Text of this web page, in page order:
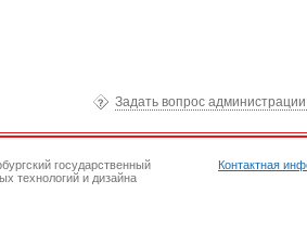
Задать вопрос
государственный
технологий и дизайна
Контактная